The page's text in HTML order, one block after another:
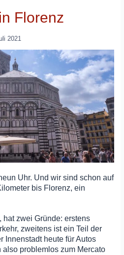
Florenz
2021
Uhr. Und wir sind schon auf
bis Florenz, ein
hat zwei Gründe: erstens
zweitens ist ein Teil der
Innenstadt heute für Autos
problemlos zum Mercato